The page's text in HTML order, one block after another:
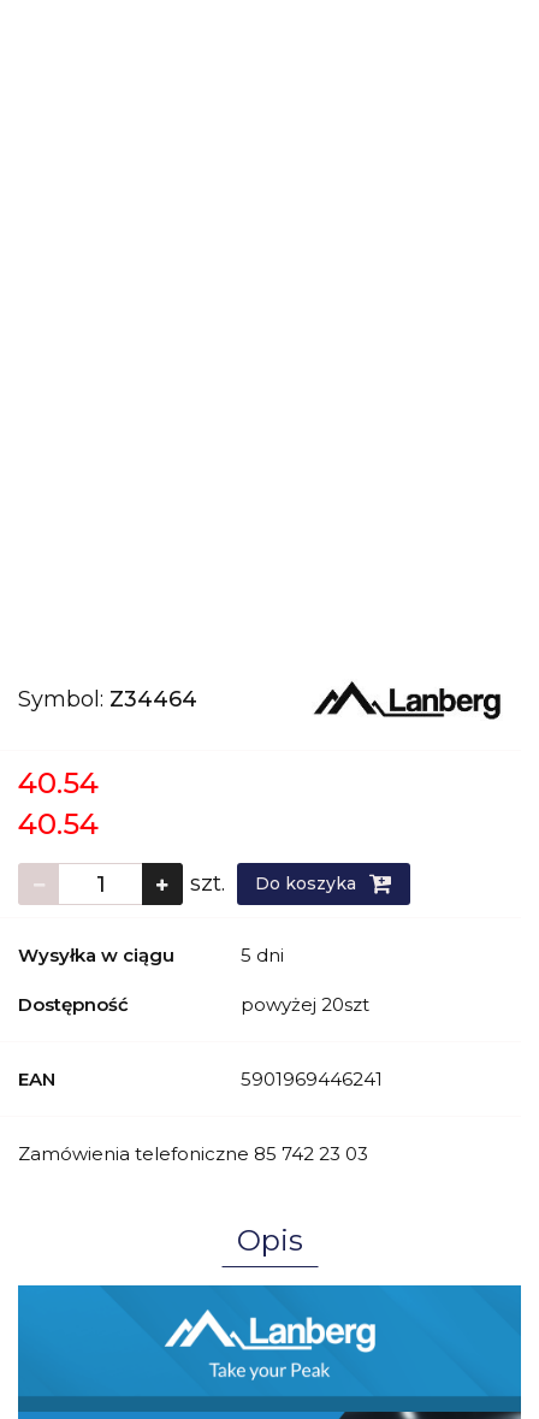
Symbol: Z34464
40.54
40.54
szt. Do koszyka
Wysyłka w ciągu 5 dni
Dostępność powyżej 20szt
EAN 5901969446241
Zamówienia telefoniczne 85 742 23 03
Opis